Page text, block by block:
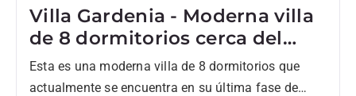
Villa Gardenia - Moderna villa
de 8 dormitorios cerca del
colegio internacional de
Sotogrande
Esta es una moderna villa de 8 dormitorios que
actualmente se encuentra en su última fase de